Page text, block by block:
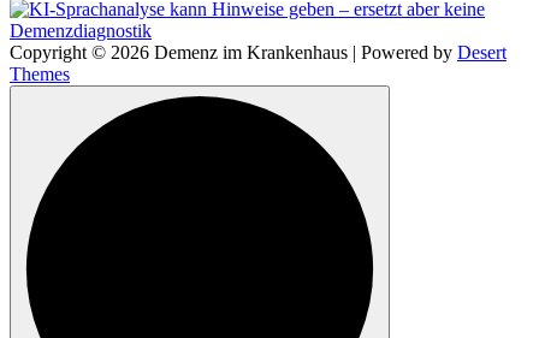
Copyright © 2026 Demenz im Krankenhaus | Powered by Desert
Themes